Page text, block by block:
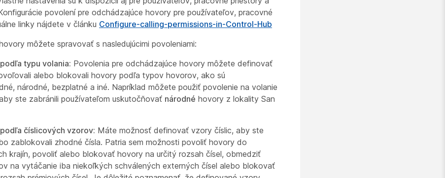
povolení pre odchádzajúce hovory pre používateľov, pracovné
linky nájdete v článku Configure-calling-permissions-in-Control-Hub
môžete spravovať s nasledujúcimi povoleniami:
typu volania: Povolenia pre odchádzajúce hovory môžete definovať
alebo blokovali hovory podľa typov hovorov, ako sú
národné, bezplatné a iné. Napríklad môžete použiť povolenie na volanie
ste zabránili používateľom uskutočňovať národné hovory z lokality San
číslicových vzorov: Máte možnosť definovať vzory číslic, aby ste
zablokovali zhodné čísla. Patria sem možnosti povoliť hovory do
krajín, povoliť alebo blokovať hovory na určitý rozsah čísel, obmedziť
na vytáčanie iba niekoľkých schválených externých čísel alebo blokovať